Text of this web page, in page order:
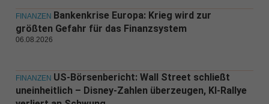
FINANZEN Bankenkrise Europa: Krieg wird zur
größten Gefahr für das Finanzsystem
06.08.2026
FINANZEN US-Börsenbericht: Wall Street schließt
uneinheitlich – Disney-Zahlen überzeugen, KI-Rallye